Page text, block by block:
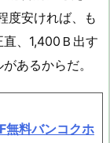
度安ければ、も
、1,400Ｂ出す
あるからだ。
無料バンコクホ